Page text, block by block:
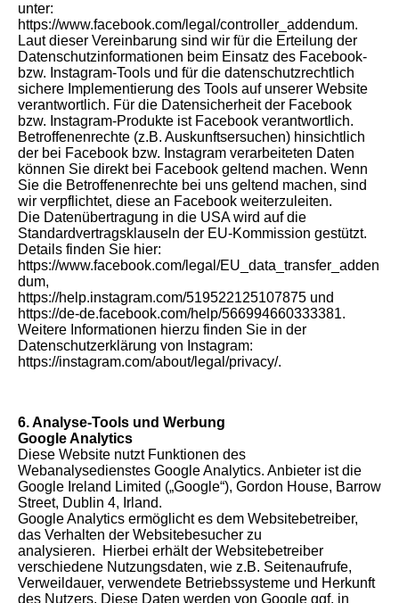
unter:
https://www.facebook.com/legal/controller_addendum.
Laut dieser Vereinbarung sind wir für die Erteilung der
Datenschutzinformationen beim Einsatz des Facebook-
bzw. Instagram-Tools und für die datenschutzrechtlich
sichere Implementierung des Tools auf unserer Website
verantwortlich. Für die Datensicherheit der Facebook
bzw. Instagram-Produkte ist Facebook verantwortlich.
Betroffenenrechte (z.B. Auskunftsersuchen) hinsichtlich
der bei Facebook bzw. Instagram verarbeiteten Daten
können Sie direkt bei Facebook geltend machen. Wenn
Sie die Betroffenenrechte bei uns geltend machen, sind
wir verpflichtet, diese an Facebook weiterzuleiten.
Die Datenübertragung in die USA wird auf die
Standardvertragsklauseln der EU-Kommission gestützt.
Details finden Sie hier:
https://www.facebook.com/legal/EU_data_transfer_adden
dum,
https://help.instagram.com/519522125107875 und
https://de-de.facebook.com/help/566994660333381.
Weitere Informationen hierzu finden Sie in der
Datenschutzerklärung von Instagram:
https://instagram.com/about/legal/privacy/.
6. Analyse-Tools und Werbung
Google Analytics
Diese Website nutzt Funktionen des
Webanalysedienstes Google Analytics. Anbieter ist die
Google Ireland Limited („Google“), Gordon House, Barrow
Street, Dublin 4, Irland.
Google Analytics ermöglicht es dem Websitebetreiber,
das Verhalten der Websitebesucher zu
analysieren. Hierbei erhält der Websitebetreiber
verschiedene Nutzungsdaten, wie z.B. Seitenaufrufe,
Verweildauer, verwendete Betriebssysteme und Herkunft
des Nutzers. Diese Daten werden von Google ggf. in